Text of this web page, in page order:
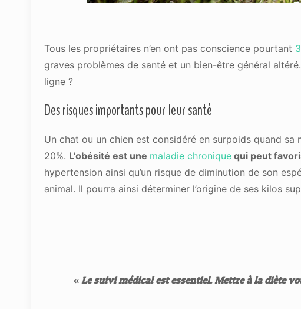
Tous les propriétaires n’en ont pas conscience pourtant
graves problèmes de santé et un bien-être général
ligne ?
Des risques importants pour leur santé
Un chat ou un chien est considéré en surpoids quand
20%. L’obésité est une maladie chroniquequi peut
hypertension ainsi qu’un risque de diminution de son
animal. Il pourra ainsi déterminer l’origine de ses kilos
« Le suivi médical est essentiel. Mettre à la diète